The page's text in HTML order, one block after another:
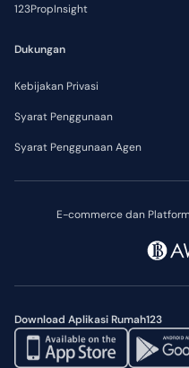
E-commerce dan
Download Aplikasi Rumah123
123PropInsight
Dukungan
Kebijakan Privasi
Syarat Penggunaan
Syarat Penggunaan Agen